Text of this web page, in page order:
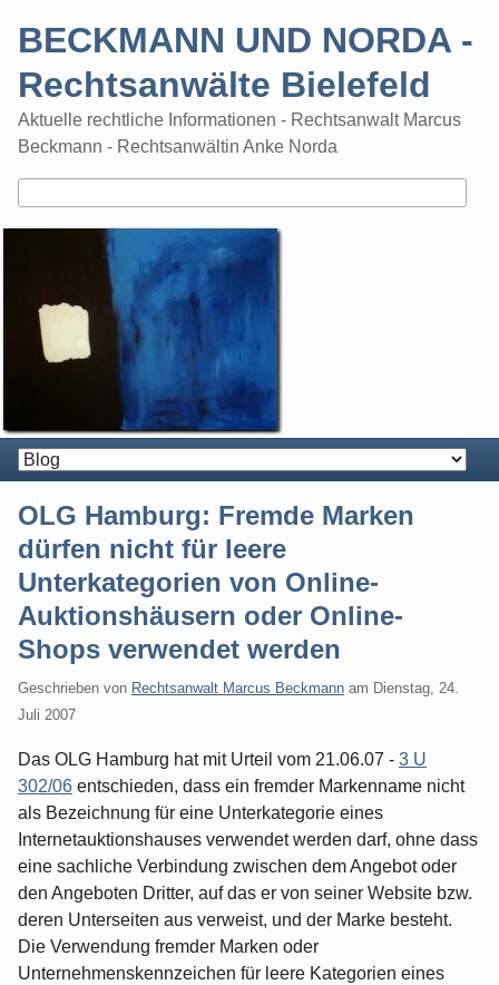
BECKMANN UND NORDA -
Rechtsanwälte Bielefeld
Aktuelle rechtliche Informationen - Rechtsanwalt Marcus
Beckmann - Rechtsanwältin Anke Norda
OLG Hamburg: Fremde Marken
dürfen nicht für leere
Unterkategorien von Online-
Auktionshäusern oder Online-
Shops verwendet werden
Geschrieben von Rechtsanwalt Marcus Beckmann am Dienstag, 24.
Juli 2007
Das OLG Hamburg hat mit Urteil vom 21.06.07 - 3 U
302/06 entschieden, dass ein fremder Markenname nicht
als Bezeichnung für eine Unterkategorie eines
Internetauktionshauses verwendet werden darf, ohne dass
eine sachliche Verbindung zwischen dem Angebot oder
den Angeboten Dritter, auf das er von seiner Website bzw.
deren Unterseiten aus verweist, und der Marke besteht.
Die Verwendung fremder Marken oder
Unternehmenskennzeichen für leere Kategorien eines